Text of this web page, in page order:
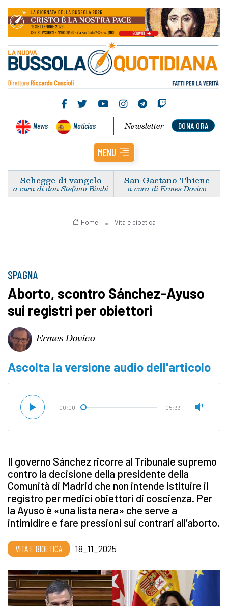
News Noticias DONA ORA
Newsletter
MENU
Schegge di vangelo
a cura di don Stefano Bimbi
San Gaetano Thiene
a cura di Ermes Dovico
Home Vita e bioetica
SPAGNA
Aborto, scontro Sánchez-Ayuso
sui registri per obiettori
Ermes Dovico
Ascolta la versione audio dell'articolo
00:00 05:33
Il governo Sánchez ricorre al Tribunale supremo
contro la decisione della presidente della
Comunità di Madrid che non intende istituire il
registro per medici obiettori di coscienza. Per
la Ayuso è «una lista nera» che serve a
intimidire e fare pressioni sui contrari all’aborto.
VITA E BIOETICA 18_11_2025